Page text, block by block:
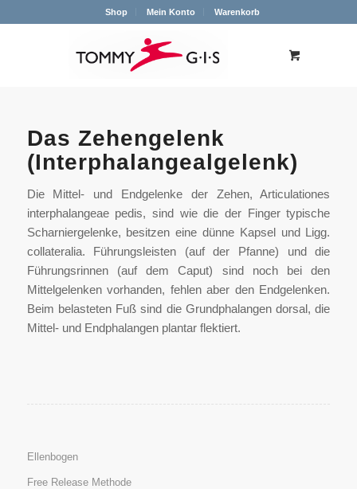
Shop Mein Konto Warenkorb
Das Zehengelenk
(Interphalangealgelenk)
Die Mittel- und Endgelenke der Zehen, Articulationes
interphalangeae pedis, sind wie die der Finger typische
Scharniergelenke, besitzen eine dünne Kapsel und Ligg.
collateralia. Führungsleisten (auf der Pfanne) und die
Führungsrinnen (auf dem Caput) sind noch bei den
Mittelgelenken vorhanden, fehlen aber den Endgelenken.
Beim belasteten Fuß sind die Grundphalangen dorsal, die
Mittel- und Endphalangen plantar flektiert.
Ellenbogen
Free Release Methode